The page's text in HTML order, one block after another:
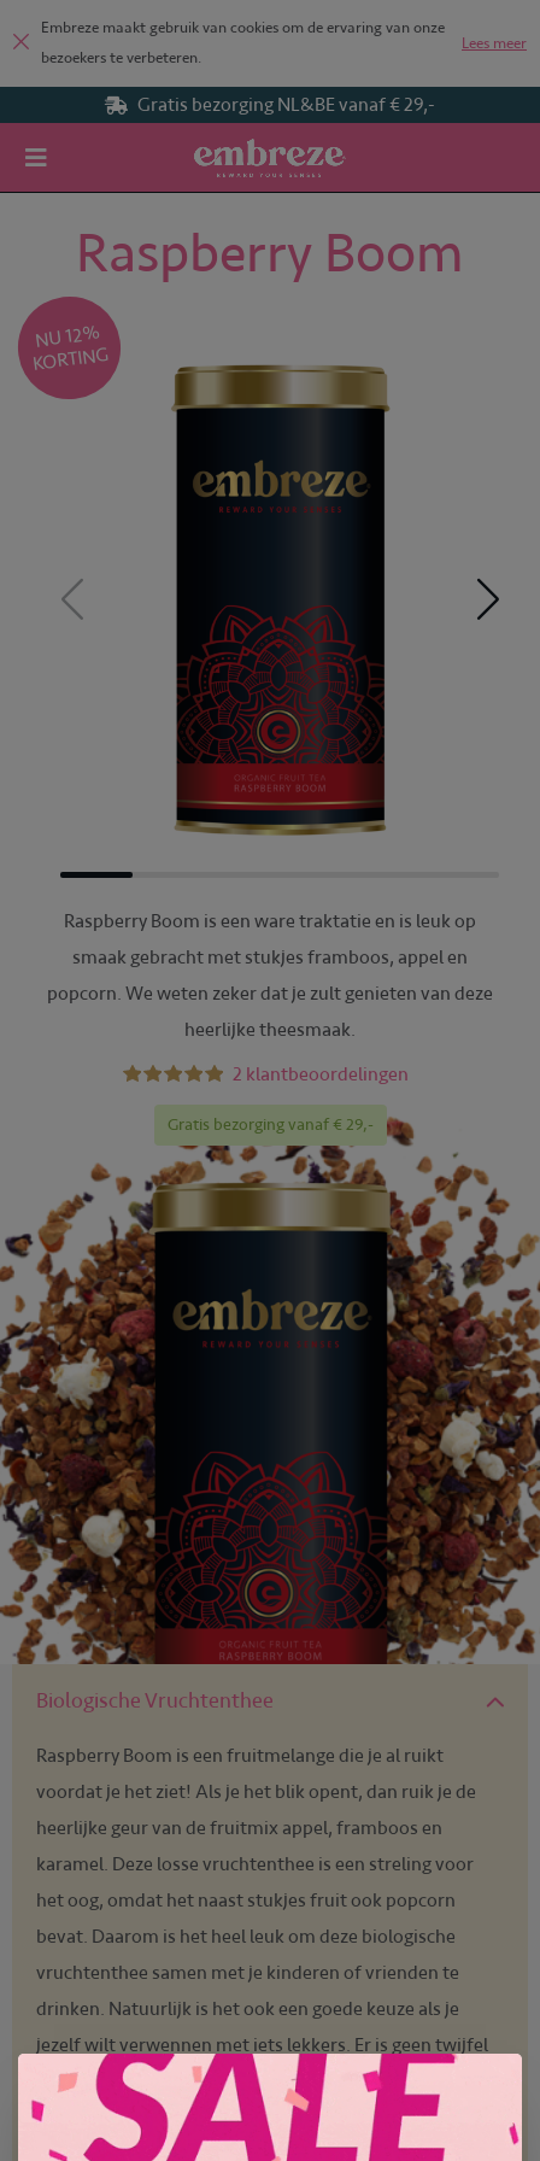
Embreze maakt gebruik van cookies om de ervaring van onze
bezoekers te verbeteren.
Lees meer
Gratis bezorging NL&BE vanaf € 29,-
Raspberry Boom
Raspberry Boom
NU 12
%
KORTING
Raspberry Boom is een ware traktatie en is leuk op
smaak gebracht met stukjes framboos, appel en
popcorn. We weten zeker dat je zult genieten van deze
heerlijke theesmaak.
2 klantbeoordelingen
Gratis bezorging vanaf € 29,-
Biologische Vruchtenthee
Raspberry Boom is een fruitmelange die je al ruikt
voordat je het ziet! Als je het blik opent, dan ruik je de
heerlijke geur van de fruitmix appel, framboos en
karamel. Deze losse vruchtenthee is een streling voor
het oog, omdat het naast stukjes fruit ook popcorn
bevat. Daarom is het heel leuk om deze biologische
vruchtenthee samen met je kinderen of vrienden te
drinken. Natuurlijk is het ook een goede keuze als je
jezelf wilt verwennen met iets lekkers. Er is geen twijfel
mogelijk dat deze indrukwekkende biologische
vruchtenthee niet alleen een lust is voor het oog, maar
ook voor de smaakpapillen! Je kunt deze vruchtenthee